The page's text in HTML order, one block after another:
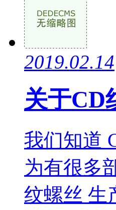
2019.02.14
关于CD
我们知道
为有很多
纹螺丝 生